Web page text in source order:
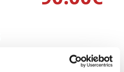
AUTOMATIQUE